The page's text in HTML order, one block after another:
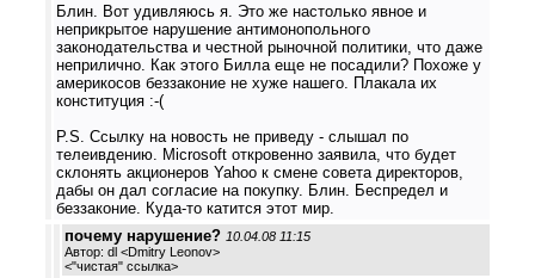
Блин. Вот удивляюсь я. Это же настолько явное и
неприкрытое нарушение антимонопольного
законодательства и честной рыночной политики, что даже
неприлично. Как этого Билла еще не посадили? Похоже у
америкосов беззаконие не хуже нашего. Плакала их
конституция :-(
P.S. Ссылку на новость не приведу - слышал по
телеивдению. Microsoft откровенно заявила, что будет
склонять акционеров Yahoo к смене совета директоров,
дабы он дал согласие на покупку. Блин. Беспредел и
беззаконие. Куда-то катится этот мир.
почему нарушение? 10.04.08 11:15
Автор: dl <Dmitry Leonov>
<"чистая" ссылка>